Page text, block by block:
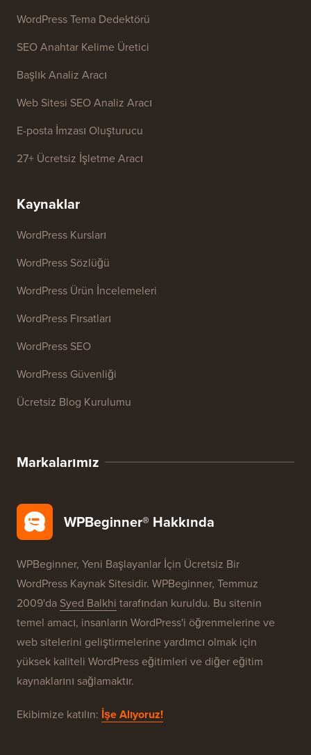
WordPress Tema Dedektörü
SEO Anahtar Kelime Üretici
Başlık Analiz Aracı
Web Sitesi SEO Analiz Aracı
E-posta İmzası Oluşturucu
27+ Ücretsiz İşletme Aracı
Kaynaklar
WordPress Kursları
WordPress Sözlüğü
WordPress Ürün İncelemeleri
WordPress Fırsatları
WordPress SEO
WordPress Güvenliği
Ücretsiz Blog Kurulumu
Markalarımız
WPBeginner® Hakkında
WPBeginner, Yeni Başlayanlar İçin Ücretsiz Bir
WordPress Kaynak Sitesidir. WPBeginner, Temmuz
2009'da Syed Balkhi tarafından kuruldu. Bu sitenin
temel amacı, insanların WordPress'i öğrenmelerine ve
web sitelerini geliştirmelerine yardımcı olmak için
yüksek kaliteli WordPress eğitimleri ve diğer eğitim
kaynaklarını sağlamaktır.
Ekibimize katılın: İşe Alıyoruz!